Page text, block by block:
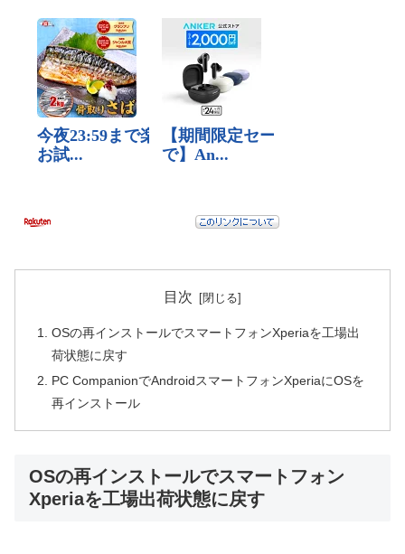
目次
OSの再インストールでスマートフォンXperiaを工場出
荷状態に戻す
PC CompanionでAndroidスマートフォンXperiaにOSを
再インストール
OSの再インストールでスマートフォン
Xperiaを工場出荷状態に戻す